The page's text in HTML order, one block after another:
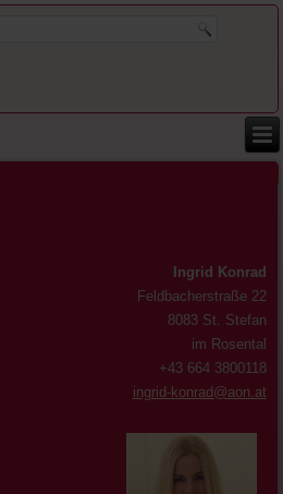
Ingrid Konrad
Feldbacherstraße 22
8083 St. Stefan
im Rosental
+43 664 3800118
ingrid-konrad@aon.at